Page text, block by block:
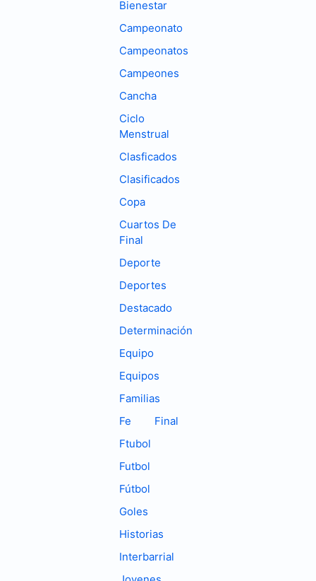
Bienestar
Campeonato
Campeonatos
Campeones
Cancha
Ciclo
Menstrual
Clasficados
Clasificados
Copa
Cuartos De
Final
Deporte
Deportes
Destacado
Determinación
Equipo
Equipos
Familias
Fe
Final
Ftubol
Futbol
Fútbol
Goles
Historias
Interbarrial